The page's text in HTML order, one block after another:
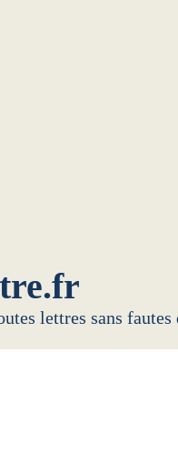
lettres sans